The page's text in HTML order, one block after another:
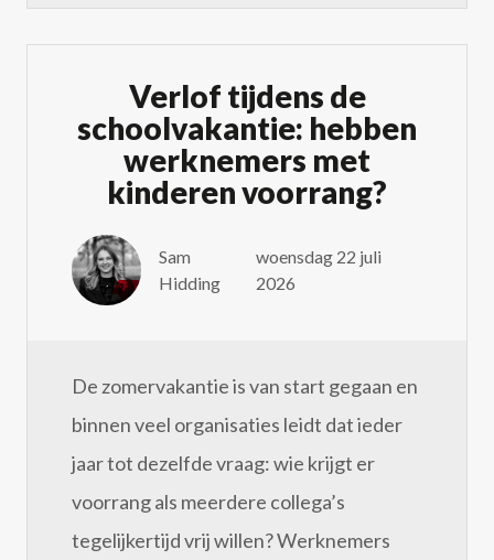
Verlof tijdens de
schoolvakantie: hebben
werknemers met
kinderen voorrang?
Sam
Hidding
woensdag 22 juli
2026
De zomervakantie is van start gegaan en
binnen veel organisaties leidt dat ieder
jaar tot dezelfde vraag: wie krijgt er
voorrang als meerdere collega’s
tegelijkertijd vrij willen? Werknemers